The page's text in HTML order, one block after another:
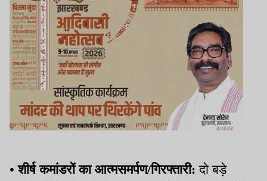
• शीर्ष कमांडरों का आत्मसमर्पण/गिरफ्तारी: दो बड़े